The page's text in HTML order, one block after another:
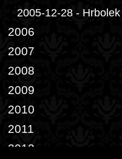
2005-12-28 - Hrbolek
2006
2007
2008
2009
2010
2011
2012